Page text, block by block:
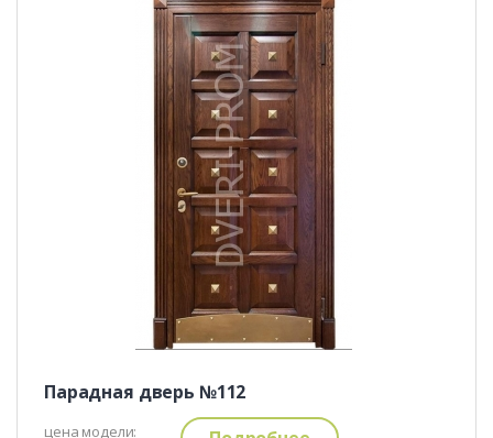
Парадная дверь №112
цена модели: